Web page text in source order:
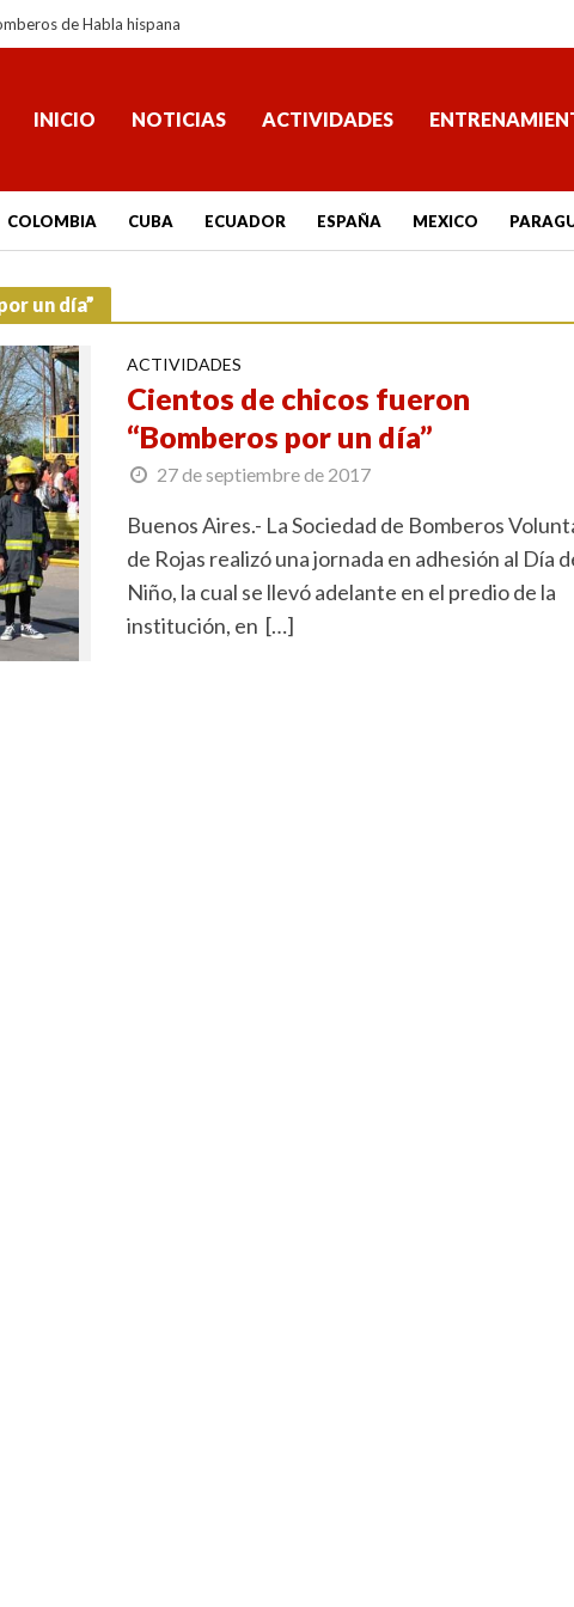
de Habla hispana
INICIO NOTICIAS ACTIVIDADES
COLOMBIA CUBA ECUADOR ESPAÑA MEXICO
un día”
ACTIVIDADES
Cientos de chicos fueron
“Bomberos por un día”
27 de septiembre de 2017
Buenos Aires.- La Sociedad de Bomberos
de Rojas realizó una jornada en adhesión al Día
Niño, la cual se llevó adelante en el predio de la
institución, en […]